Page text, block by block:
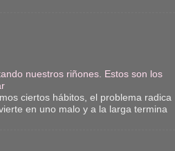
nuestros riñones. Estos son los
ciertos hábitos, el problema radica
en uno malo y a la larga termina